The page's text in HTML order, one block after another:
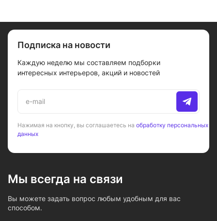
Подписка на новости
Каждую неделю мы составляем подборки
интересных интерьеров, акций и новостей
Нажимая на кнопку, вы соглашаетесь на обработку персональных
данных
Мы всегда на связи
Вы можете задать вопрос любым удобным для вас
способом.